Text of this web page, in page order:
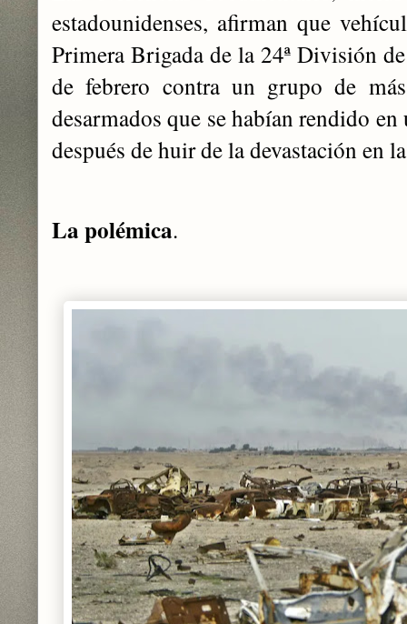
estadounidenses, afirman que
Primera Brigada de la 24ª División
de febrero contra un grupo de
desarmados que se habían rendido
después de huir de la devastación en
La polémica.